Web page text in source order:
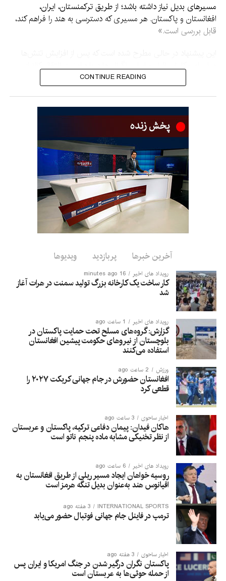
مسیرهای بدیل نیاز داشته باشد؛ از طریق ترکمنستان، ایران،
افغانستان و پاکستان. هر مسیری که دسترسی به هند را فراهم کند،
قابل بررسی است.»
میان امریکا، اسرائیل و ایران، نگرانی‌ها درباره امنیت انتقال کالا از
طریق تنگه هرمز افزایش یافته است.
تنگه هرمز یکی از مهم‌ترین مسیرهای انتقال انرژی در جهان است و
بخش بزرگی از محموله‌های نفت و گاز طبیعی مایع جهان از این
مسیر عبور می‌کند.
CONTINUE READING
آخرین خبرها پربازدید ویدیوها
رویداد های اخیر 16 minutes ago
کار ساخت یک کارخانه بزرگ تولید سمنت در هرات آغاز
شد
رویداد های اخیر 1 ساعت ago
گزارش: گروه‌های مسلح تحت حمایت پاکستان در
بلوچستان از نیروهای حکومت پیشین افغانستان
استفاده می‌کنند
ورزش 2 ساعت ago
افغانستان حضورش در جام جهانی کریکت ۲۰۲۷ را
قطعی کرد
اخبار ساحوی 3 ساعت ago
هاکان فیدان: پیمان دفاعی ترکیه، پاکستان و عربستان
از نظر تخنیکی مشابه ماده پنجم ناتو است
رویداد های اخیر 6 ساعت ago
روسیه خواهان ایجاد مسیر ریلی از طریق افغانستان به
اقیانوس هند به‌عنوان بدیل تنگه هرمز است
INTERNATIONAL SPORTS 3 هفته ago
ترمپ در فاینل جام جهانی فوتبال حضور می‌یابد
اخبار ساحوی 3 هفته ago
پاکستان نگران درگیر شدن در جنگ امریکا و ایران پس
از حمله حوثی‌ها به عربستان است